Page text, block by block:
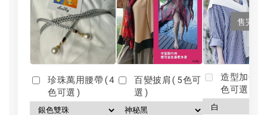
珍珠萬用腰帶(4
色可選)
百變披肩(5色可
選)
售完
造型加分
色可選)